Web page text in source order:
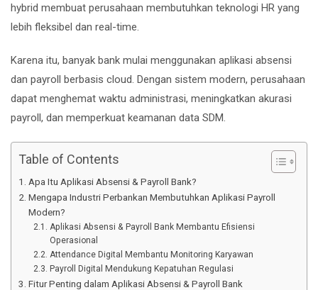
hybrid membuat perusahaan membutuhkan teknologi HR yang
lebih fleksibel dan real-time.
Karena itu, banyak bank mulai menggunakan aplikasi absensi
dan payroll berbasis cloud. Dengan sistem modern, perusahaan
dapat menghemat waktu administrasi, meningkatkan akurasi
payroll, dan memperkuat keamanan data SDM.
Table of Contents
Apa Itu Aplikasi Absensi & Payroll Bank?
Mengapa Industri Perbankan Membutuhkan Aplikasi Payroll
Modern?
Aplikasi Absensi & Payroll Bank Membantu Efisiensi
Operasional
Attendance Digital Membantu Monitoring Karyawan
Payroll Digital Mendukung Kepatuhan Regulasi
Fitur Penting dalam Aplikasi Absensi & Payroll Bank